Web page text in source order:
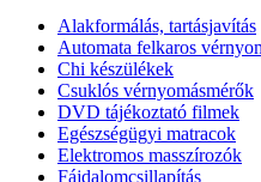
Alakformálás, tartásjavítás
Automata felkaros
Chi készülékek
Csuklós vérnyomásmérők
DVD tájékoztató filmek
Egészségügyi matracok
Elektromos masszírozók
Fájdalomcsillapítás